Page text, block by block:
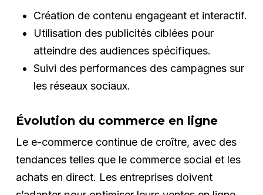
Création de contenu engageant et interactif.
Utilisation des publicités ciblées pour
atteindre des audiences spécifiques.
Suivi des performances des campagnes sur
les réseaux sociaux.
Évolution du commerce en ligne
Le e-commerce continue de croître, avec des
tendances telles que le commerce social et les
achats en direct. Les entreprises doivent